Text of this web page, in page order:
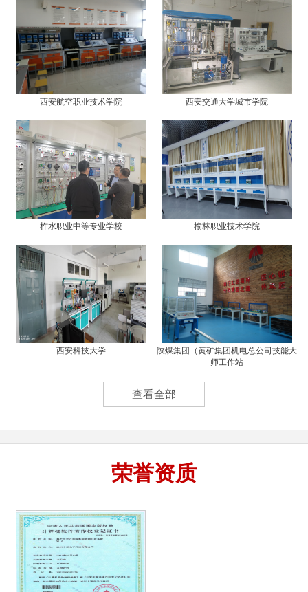
西安航空职业技术学院 西安交通大学城市学院
柞水职业中等专业学校 榆林职业技术学院
西安科技大学
陕煤集团（黄矿集团机电总公司技能大
师工作站
查看全部
荣誉资质